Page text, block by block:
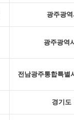
광주광
광주광역
전남광주통합특별
경기도